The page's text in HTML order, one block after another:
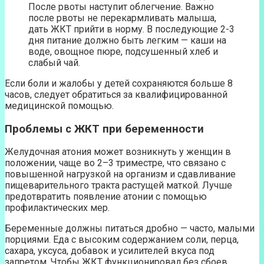
После рвоты наступит облегчение. Важно
после рвоты не перекармливать малыша,
дать ЖКТ прийти в норму. В последующие 2-3
дня питание должно быть легким — каши на
воде, овощное пюре, подсушенный хлеб и
слабый чай.
Если боли и жалобы у детей сохраняются больше 8
часов, следует обратиться за квалифицированной
медицинской помощью.
Проблемы с ЖКТ при беременности
Желудочная атония может возникнуть у женщин в
положении, чаще во 2–3 триместре, что связано с
повышенной нагрузкой на организм и сдавливание
пищеварительного тракта растущей маткой. Лучше
предотвратить появление атонии с помощью
профилактических мер.
Беременные должны питаться дробно — часто, малыми
порциями. Еда с высоким содержанием соли, перца,
сахара, уксуса, добавок и усилителей вкуса под